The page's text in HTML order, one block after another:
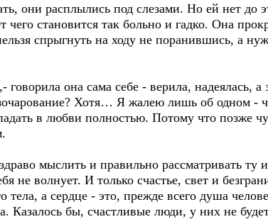
они расплылись под слезами. Но ей нет до
становится так больно и гадко. Она
спрыгнуть на ходу не поранившись, а
говорила она сама себе - верила, надеялась, а
Хотя… Я жалею лишь об одном -
в любви полностью. Потому что позже
мыслить и правильно рассматривать
не волнует. И только счастье, свет и
тела, а сердце - это, прежде всего душа
Казалось бы, счастливые люди, у них не